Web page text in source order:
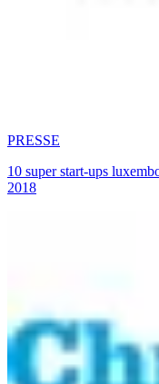
PRESSE
10 super start-ups
2018